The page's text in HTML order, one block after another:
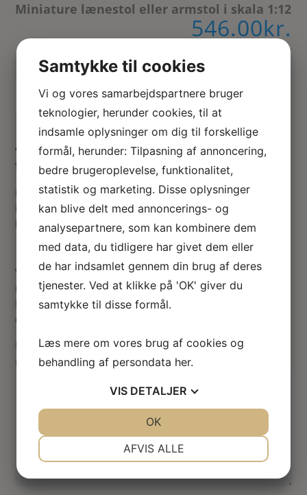
Miniature lænestol eller armstol i skala 1:12
546.00kr.
På lager
Tilføj til kurv
Armstol / lænestol med sand / hvid
tribet polstring
Enkel neutral hvid dukkehus armstol med fine udskæringer
i guld. Stolen kan passe ind i mange typer miniature rum,
blot det er skala 1:12. Mål i cm: 5.5x5x9H
Vær den første til at anmelde “Dukkehus lænestol / armstol
m. stiber”
Din e-mailadresse vil ikke blive publiceret.
er markeret med
Din vurdering
Din anmeldelse*
Samtykke til cookies
Vi og vores samarbejdspartnere bruger
teknologier, herunder cookies, til at
indsamle oplysninger om dig til forskellige
formål, herunder: Tilpasning af annoncering,
bedre brugeroplevelse, funktionalitet,
statistik og marketing. Disse oplysninger
kan blive delt med annoncerings- og
analysepartnere, som kan kombinere dem
med data, du tidligere har givet dem eller
de har indsamlet gennem din brug af deres
tjenester. Ved at klikke på 'OK' giver du
samtykke til disse formål.
Læs mere om vores brug af cookies og
behandling af persondata her.
VIS DETALJER
AFVIS ALLE
OK